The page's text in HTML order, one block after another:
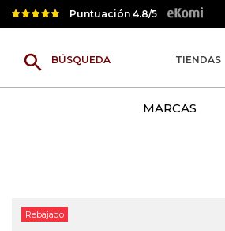
Puntuación 4.8/5
search TIENDAS
MARCAS
Rebajado